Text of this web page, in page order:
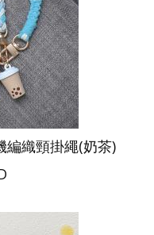
織頸掛繩(奶茶)